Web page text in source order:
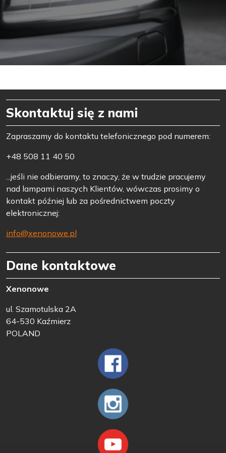
Skontaktuj się z nami
Zapraszamy do kontaktu telefonicznego pod numerem:
+48 508 11 40 50
...jeśli nie odbieramy, to znaczy, że w trudzie pracujemy
nad lampami naszych Klientów, wówczas prosimy o
kontakt później lub za pośrednictwem poczty
elektronicznej:
info@xenonowe.pl
Dane kontaktowe
Xenonowe
ul. Szamotulska 2A
64-530 Kaźmierz
POLAND